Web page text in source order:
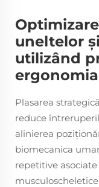
uneltelor
utilizând
ergonomia
Plasarea
reduce
alinierea
biomecanica
repetitive